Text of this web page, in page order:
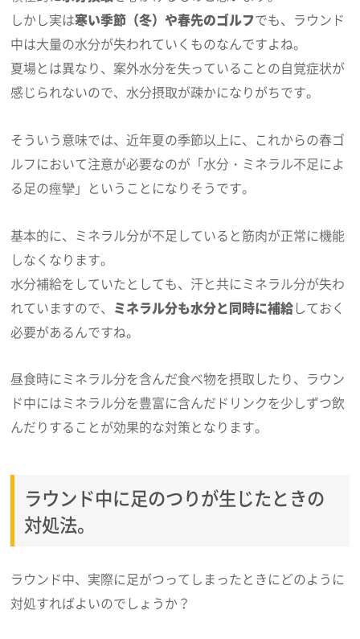
しかし実は寒い季節（冬）や春先のゴルフでも、ラウンド
中は大量の水分が失われていくものなんですよね。
夏場とは異なり、案外水分を失っていることの自覚症状が
感じられないので、水分摂取が疎かになりがちです。
そういう意味では、近年夏の季節以上に、これからの春ゴ
ルフにおいて注意が必要なのが「水分・ミネラル不足によ
る足の痙攣」ということになりそうです。
基本的に、ミネラル分が不足していると筋肉が正常に機能
しなくなります。
水分補給をしていたとしても、汗と共にミネラル分が失わ
れていますので、 ミネラル分も水分と同時に補給しておく
必要があるんですね。
昼食時にミネラル分を含んだ食べ物を摂取したり、ラウン
ド中にはミネラル分を豊富に含んだドリンクを少しずつ飲
んだりすることが効果的な対策となります。
ラウンド中に足のつりが生じたときの
対処法。
ラウンド中、実際に足がつってしまったときにどのように
対処すればよいのでしょうか？